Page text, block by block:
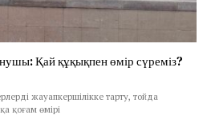
Қай құқықпен өмір сүреміз?
жауапкершілікке тарту, тойда
қоғам өмірі